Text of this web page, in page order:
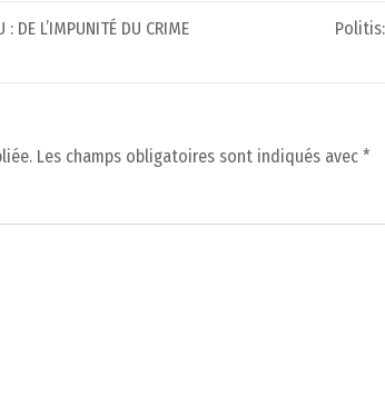
: DE L’IMPUNITÉ DU CRIME
Les champs obligatoires sont indiqués avec *